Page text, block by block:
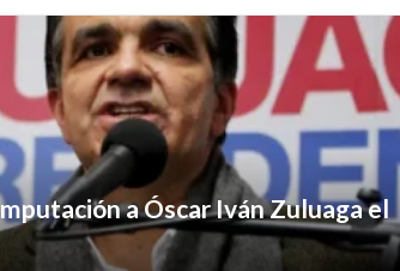
a Óscar Iván Zuluaga el